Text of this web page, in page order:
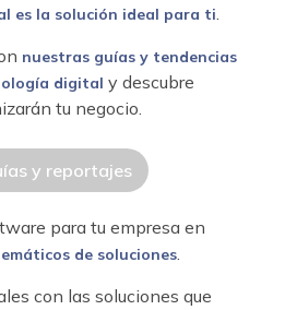
es la solución ideal para ti.
nuestras guías y tendencias
digital y descubre
tu negocio.
y reportajes
para tu empresa en
de soluciones.
con las soluciones que